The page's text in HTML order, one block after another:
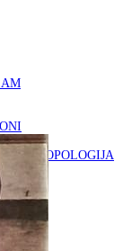
ANTROPOLOGIJA